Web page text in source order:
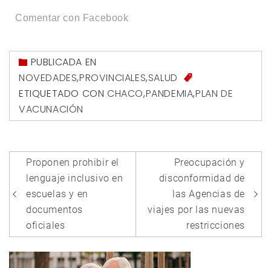
Comentar con Facebook
PUBLICADA EN
NOVEDADES,PROVINCIALES,SALUD
ETIQUETADO CON CHACO,PANDEMIA,PLAN DE
VACUNACIÓN
Navegación
de
entradas
Proponen prohibir el
lenguaje inclusivo en
escuelas y en
documentos
oficiales
Preocupación y
disconformidad de
las Agencias de
viajes por las nuevas
restricciones